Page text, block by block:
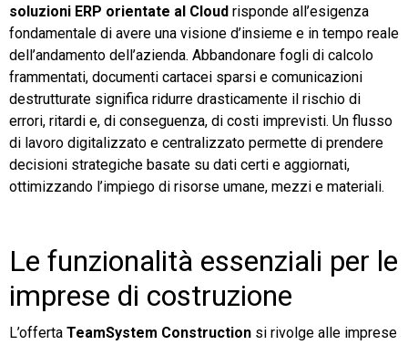
soluzioni ERP orientate al Cloud risponde all’esigenza
fondamentale di avere una visione d’insieme e in tempo reale
dell’andamento dell’azienda. Abbandonare fogli di calcolo
frammentati, documenti cartacei sparsi e comunicazioni
destrutturate significa ridurre drasticamente il rischio di
errori, ritardi e, di conseguenza, di costi imprevisti. Un flusso
di lavoro digitalizzato e centralizzato permette di prendere
decisioni strategiche basate su dati certi e aggiornati,
ottimizzando l’impiego di risorse umane, mezzi e materiali.
Le funzionalità essenziali per le
imprese di costruzione
L’offerta TeamSystem Construction si rivolge alle imprese